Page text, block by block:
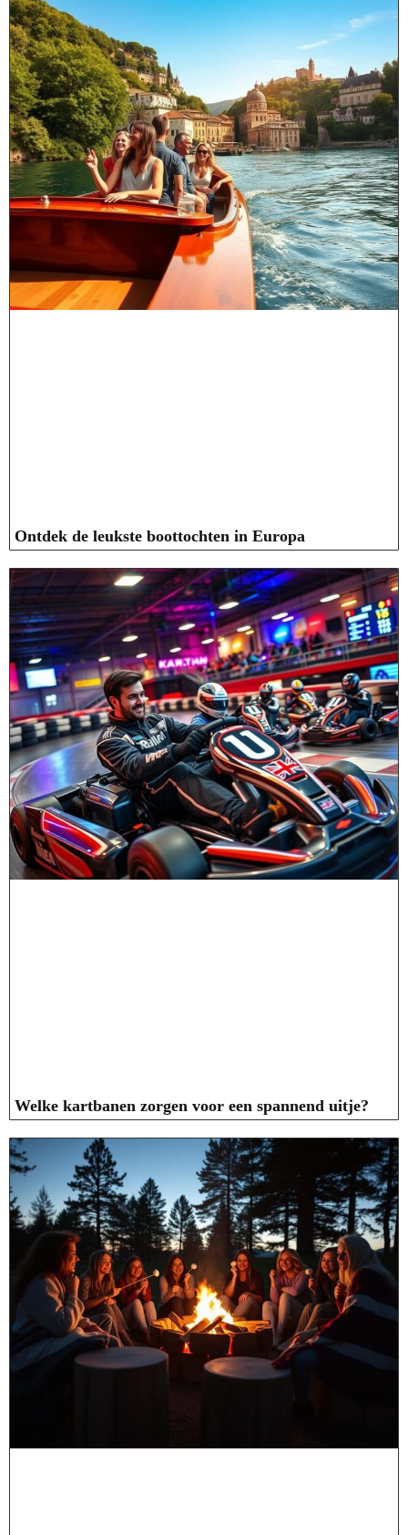
Ontdek de leukste boottochten in Europa
Welke kartbanen zorgen voor een spannend uitje?